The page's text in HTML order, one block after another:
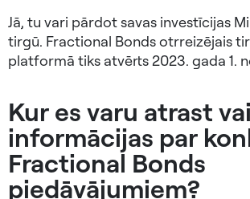
Jā, tu vari pārdot savas investīcijas
tirgū. Fractional Bonds otrreizējais
platformā tiks atvērts 2023. gada 1.
Kur es varu atrast
informācijas par
Fractional Bonds
piedāvājumiem?